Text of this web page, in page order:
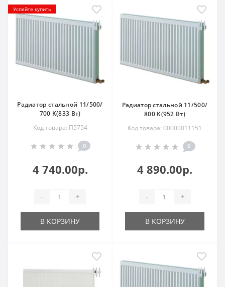
Успейте купить
Радиатор стальной 11/500/
700 K(833 Вт)
Код товара: П5754
0
4 740.00р.
- +
В КОРЗИНУ
Радиатор стальной 11/500/
800 K(952 Вт)
Код товара: 00000011151
0
4 890.00р.
- +
В КОРЗИНУ